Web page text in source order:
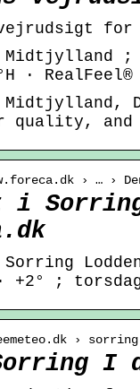
for
;
·
quality, and
› … ›
i
+2° ;
›
I